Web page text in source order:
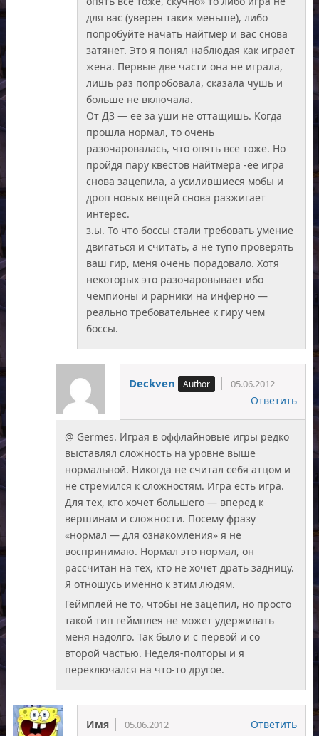
для вас (уверен таких меньше), либо
попробуйте начать найтмер и вас снова
затянет. Это я понял наблюдая как играет
жена. Первые две части она не играла,
лишь раз попробовала, сказала чушь и
больше не включала.
От Д3 — ее за уши не оттащишь. Когда
прошла нормал, то очень
разочаровалась, что опять все тоже. Но
пройдя пару квестов найтмера -ее игра
снова зацепила, а усилившиеся мобы и
дроп новых вещей снова разжигает
интерес.
з.ы. То что боссы стали требовать умение
двигаться и считать, а не тупо проверять
ваш гир, меня очень порадовало. Хотя
некоторых это разочаровывает ибо
чемпионы и рарники на инферно —
реально требовательнее к гиру чем
боссы.
Deckven 05.06.2012
Ответить
@ Germes. Играя в оффлайновые игры редко
выставлял сложность на уровне выше
нормальной. Никогда не считал себя атцом и
не стремился к сложностям. Игра есть игра.
Для тех, кто хочет большего — вперед к
вершинам и сложности. Посему фразу
«нормал — для ознакомления» я не
воспринимаю. Нормал это нормал, он
рассчитан на тех, кто не хочет драть задницу.
Я отношусь именно к этим людям.
Геймплей не то, чтобы не зацепил, но просто
такой тип геймплея не может удерживать
меня надолго. Так было и с первой и со
второй частью. Неделя-полторы и я
переключался на что-то другое.
Имя 05.06.2012 Ответить